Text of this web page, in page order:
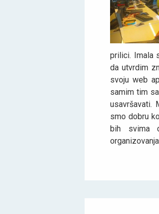
prilici. Imala
da utvrdim
svoju web
samim tim
usavršavati.
smo dobru
bih svima